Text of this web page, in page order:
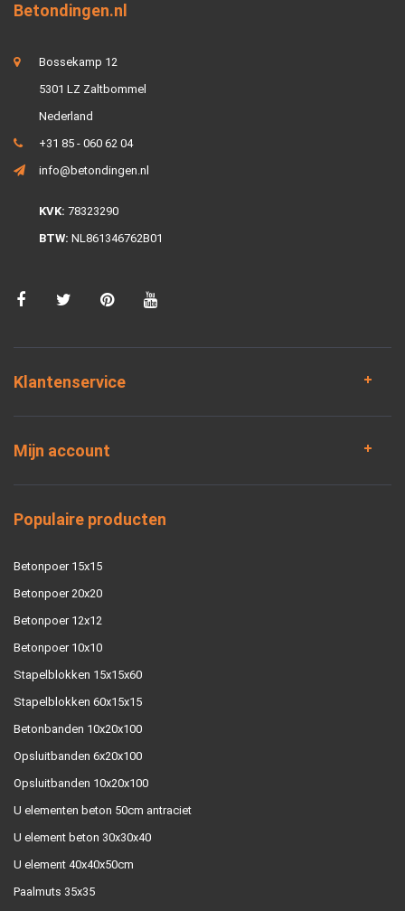
Betondingen.nl
Bossekamp 12
5301 LZ Zaltbommel
Nederland
+31 85 - 060 62 04
info@betondingen.nl
KVK: 78323290
BTW: NL861346762B01
Klantenservice
Mijn account
Populaire producten
Betonpoer 15x15
Betonpoer 20x20
Betonpoer 12x12
Betonpoer 10x10
Stapelblokken 15x15x60
Stapelblokken 60x15x15
Betonbanden 10x20x100
Opsluitbanden 6x20x100
Opsluitbanden 10x20x100
U elementen beton 50cm antraciet
U element beton 30x30x40
U element 40x40x50cm
Paalmuts 35x35